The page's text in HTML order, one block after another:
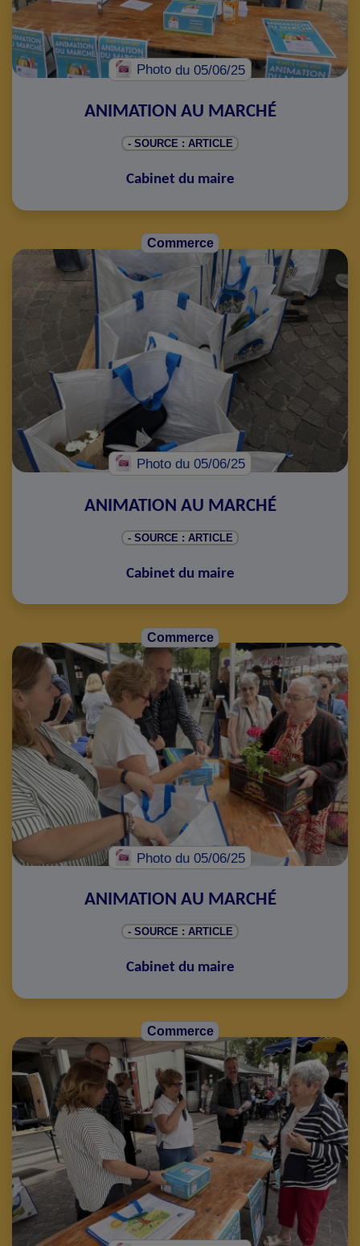
Photo du 05/06/25
ANIMATION AU MARCHÉ
- SOURCE : ARTICLE
Cabinet du maire
Commerce
Photo du 05/06/25
ANIMATION AU MARCHÉ
- SOURCE : ARTICLE
Cabinet du maire
Commerce
Photo du 05/06/25
ANIMATION AU MARCHÉ
- SOURCE : ARTICLE
Cabinet du maire
Commerce